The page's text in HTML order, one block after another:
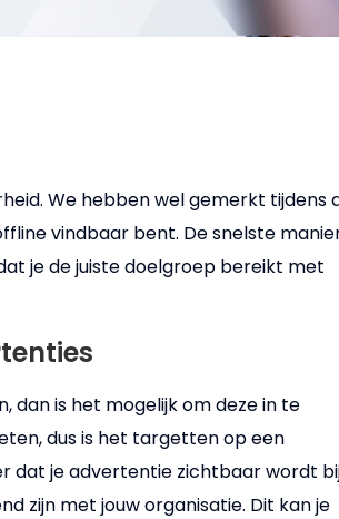
We hebben wel gemerkt tijdens
vindbaar bent. De snelste
je de juiste doelgroep bereikt met
dan is het mogelijk om deze in te
dus is het targetten op een
dat je advertentie zichtbaar wordt
zijn met jouw organisatie. Dit kan je